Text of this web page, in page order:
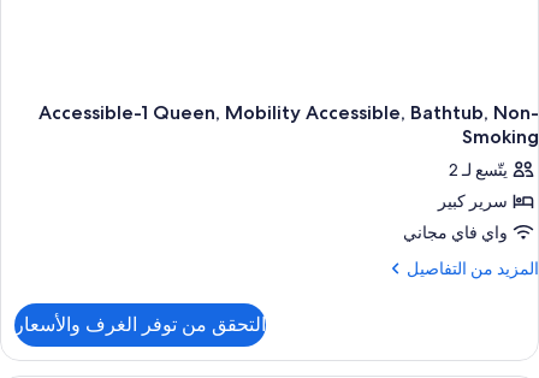
Accessible-1 Queen, Mobility Accessible, Bathtub, Non-
Smoking
يتّسع لـ 2
سرير كبير
واي فاي مجاني
المزيد من التفاصيل
المزيد
Accessible-
التحقق من توفر الغرف والأسعار